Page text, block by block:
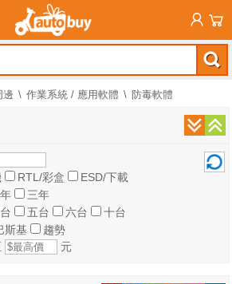
邊 作業系統 / 應用軟體 防毒軟體
RTL/彩盒
ESD/下載
三年
五台 六台
十台
斯基
趨勢
元